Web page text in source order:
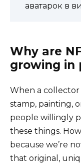
аватарок в
Why are
growing in
When a collector
stamp, painting,
people willingly
these things.
because we’re
that original,